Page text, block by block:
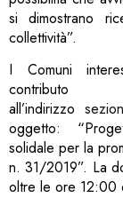
si dimostrano
collettività”.
I Comuni
all’indirizzo
oggetto:
solidale per la
n. 31/2019”. La
oltre le ore 12:00